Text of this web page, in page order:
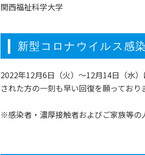
関西福祉科学大学
新型コロナウイルス感
2022年12月6日（火）～12月14日（水
された方の一刻も早い回復を願っており
※感染者・濃厚接触者およびご家族等の